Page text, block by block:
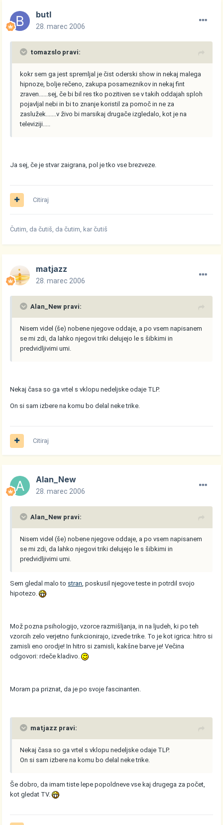
butl
28. marec 2006
tomazslo pravi:
kokr sem ga jest spremljal je čist oderski show in nekaj malega
hipnoze, bolje rečeno, zakupa posameznikov in nekaj fint
zraven......sej, če bi bil res tko pozitiven se v takih oddajah sploh
pojavljal nebi in bi to znanje koristil za pomoč in ne za
zaslužek.......v živo bi marsikaj drugače izgledalo, kot je na
televiziji.....
Ja sej, če je stvar zaigrana, pol je tko vse brezveze.
Citiraj
Čutim, da čutiš, da čutim, kar čutiš
matjazz
28. marec 2006
Alan_New pravi:
Nisem videl (še) nobene njegove oddaje, a po vsem napisanem
se mi zdi, da lahko njegovi triki delujejo le s šibkimi in
predvidljivimi umi.
Nekaj časa so ga vrtel s vklopu nedeljske odaje TLP.
On si sam izbere na komu bo delal neke trike.
Citiraj
Alan_New
28. marec 2006
Alan_New pravi:
Nisem videl (še) nobene njegove oddaje, a po vsem napisanem
se mi zdi, da lahko njegovi triki delujejo le s šibkimi in
predvidljivimi umi.
Sem gledal malo to stran, poskusil njegove teste in potrdil svojo
hipotezo.
Mož pozna psihologijo, vzorce razmišljanja, in na ljudeh, ki po teh
vzorcih zelo verjetno funkcionirajo, izvede trike. To je kot igrica: hitro si
zamisli eno orodje! In hitro si zamisli, kakšne barve je! Večina
odgovori: rdeče kladivo.
Moram pa priznat, da je po svoje fascinanten.
matjazz pravi:
Nekaj časa so ga vrtel s vklopu nedeljske odaje TLP.
On si sam izbere na komu bo delal neke trike.
Še dobro, da imam tiste lepe popoldneve vse kaj drugega za počet,
kot gledat TV.